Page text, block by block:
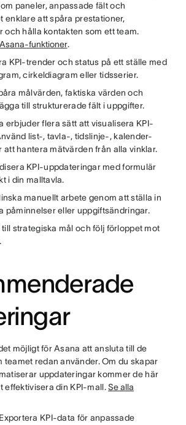
paneler, anpassade fält och
enklare att spåra prestationer,
och hålla kontakten som ett team.
funktioner.
KPI-trender och status på ett ställe med
cirkeldiagram eller tidsserier.
målvärden, faktiska värden och
till strukturerade fält i uppgifter.
erbjuder flera sätt att visualisera KPI-
list-, tavla-, tidslinje-, kalender-
att hantera mätvärden från alla vinklar.
KPI-uppdateringar med formulär
i din malltavla.
manuellt arbete genom att ställa in
påminnelser eller uppgiftsändringar.
till strategiska mål och följ förloppet mot
möjligt för Asana att ansluta till de
teamet redan använder. Om du skapar
uppdateringar kommer de här
effektivisera din KPI-mall.Se alla
KPI-data för anpassade